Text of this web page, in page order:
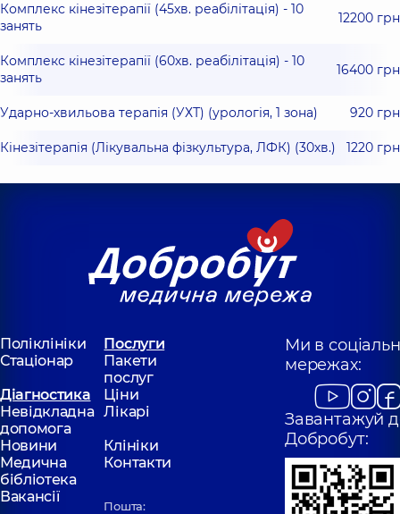
Комплекс кінезітерапії (45хв. реабілітація) - 10
занять
12200 грн
Комплекс кінезітерапії (60хв. реабілітація) - 10
занять
16400 грн
Ударно-хвильова терапія (УХТ) (урологія, 1 зона) 920 грн
Кінезітерапія (Лікувальна фізкультура, ЛФК) (30хв.) 1220 грн
Поліклініки
Послуги
Стаціонар
Пакети
послуг
Діагностика
Ціни
Невідкладна
допомога
Лікарі
Новини
Клініки
Медична
бібліотека
Контакти
Вакансії
Пошта:
Ми в
мережах:
Завантажуй
Добробут: